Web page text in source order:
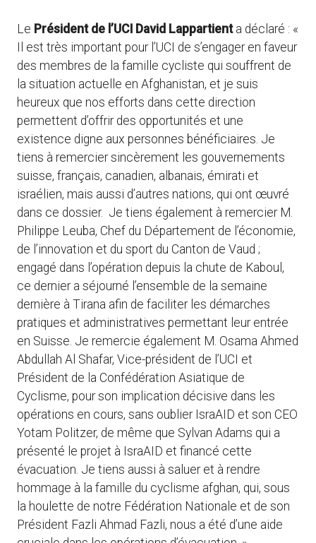
Le Président de l’UCI David Lappartienta déclaré : «
Il est très important pour l’UCI de s’engager en faveur
des membres de la famille cycliste qui souffrent de
la situation actuelle en Afghanistan, et je suis
heureux que nos efforts dans cette direction
permettent d’offrir des opportunités et une
existence digne aux personnes bénéficiaires. Je
tiens à remercier sincèrement les gouvernements
suisse, français, canadien, albanais, émirati et
israélien, mais aussi d’autres nations, qui ont œuvré
dans ce dossier. Je tiens également à remercier M.
Philippe Leuba, Chef du Département de l’économie,
de l’innovation et du sport du Canton de Vaud ;
engagé dans l’opération depuis la chute de Kaboul,
ce dernier a séjourné l’ensemble de la semaine
dernière à Tirana afin de faciliter les démarches
pratiques et administratives permettant leur entrée
en Suisse. Je remercie également M. Osama Ahmed
Abdullah Al Shafar, Vice-président de l’UCI et
Président de la Confédération Asiatique de
Cyclisme, pour son implication décisive dans les
opérations en cours, sans oublier IsraAID et son CEO
Yotam Politzer, de même que Sylvan Adams qui a
présenté le projet à IsraAID et financé cette
évacuation. Je tiens aussi à saluer et à rendre
hommage à la famille du cyclisme afghan, qui, sous
la houlette de notre Fédération Nationale et de son
Président Fazli Ahmad Fazli, nous a été d’une aide